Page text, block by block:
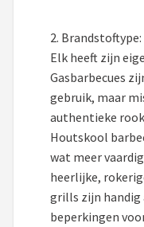
Kamado Joe
Alle merken →
2.
Elk heeft zijn
Gasbarbecues
gebruik, maar
authentieke
Houtskool
wat meer
heerlijke,
grills zijn handig
beperkingen